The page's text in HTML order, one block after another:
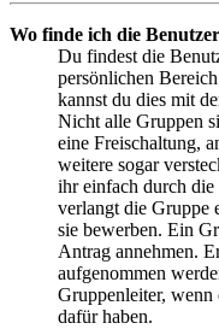
Wo finde ich die
Du findest die
persönlichen
kannst du dies mit
Nicht alle Gruppen
eine Freischaltung,
weitere sogar
ihr einfach durch die
verlangt die Gruppe
sie bewerben. Ein
Antrag annehmen.
aufgenommen
Gruppenleiter,
dafür haben.